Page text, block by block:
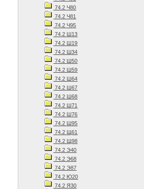
74.2 Ч80
74.2 Ч81
74.2 Ч95
74.2 Ш13
74.2 Ш19
74.2 Ш34
74.2 Ш50
74.2 Ш59
74.2 Ш64
74.2 Ш67
74.2 Ш68
74.2 Ш71
74.2 Ш76
74.2 Ш95
74.2 Щ61
74.2 Щ98
74.2 Э40
74.2 Э68
74.2 Э87
74.2 Ю20
74.2 Я30